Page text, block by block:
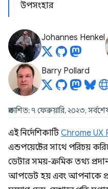
উপসংহার
Johannes Henkel
Barry Pollard
প্রকাশিত: ৭ ফেব্রুয়ারি, ২০২৩,
এই নির্দেশিকাটিChrome UX
এন্ডপয়েন্টের সাথে পরিচয়
ডেটার সময়-ক্রমিক তথ্য
আপডেট হয় এবং আপনাকে